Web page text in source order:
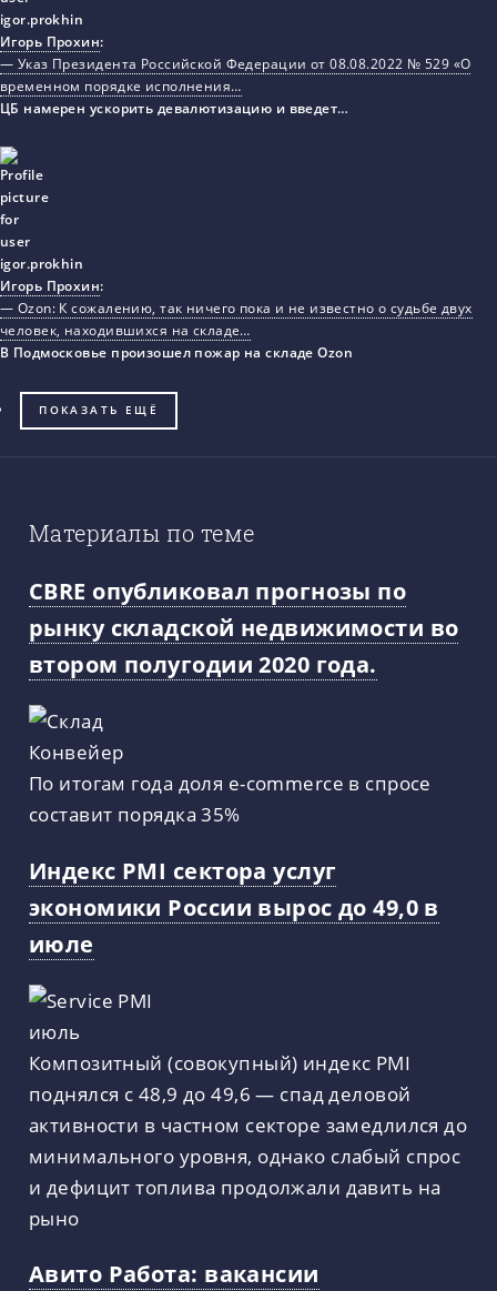
Игорь Прохин:
— Указ Президента Российской Федерации от 08.08.2022 № 529 «О
временном порядке исполнения…
ЦБ намерен ускорить девалютизацию и введет…
Игорь Прохин:
— Ozon: К сожалению, так ничего пока и не известно о судьбе двух
человек, находившихся на складе…
В Подмосковье произошел пожар на складе Ozon
ПОКАЗАТЬ ЕЩЁ
Материалы по теме
CBRE опубликовал прогнозы по
рынку складской недвижимости во
втором полугодии 2020 года.
По итогам года доля e-commerce в спросе
составит порядка 35%
Индекс PMI сектора услуг
экономики России вырос до 49,0 в
июле
Композитный (совокупный) индекс PMI
поднялся с 48,9 до 49,6 — спад деловой
активности в частном секторе замедлился до
минимального уровня, однако слабый спрос
и дефицит топлива продолжали давить на
рыно
Авито Работа: вакансии